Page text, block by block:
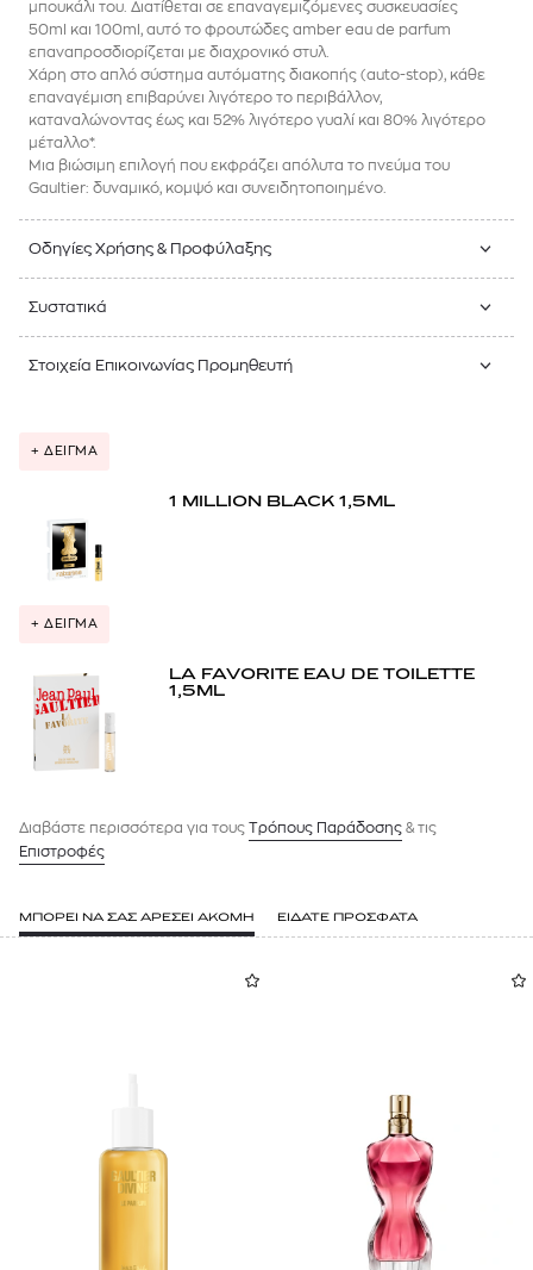
μπουκάλι του. Διατίθεται σε επαναγεμιζόμενες συσκευασίες
50ml και 100ml, αυτό το φρουτώδες amber eau de parfum
επαναπροσδιορίζεται με διαχρονικό στυλ.
Χάρη στο απλό σύστημα αυτόματης διακοπής (auto-stop), κάθε
επαναγέμιση επιβαρύνει λιγότερο το περιβάλλον,
καταναλώνοντας έως και 52% λιγότερο γυαλί και 80% λιγότερο
μέταλλο*.
Μια βιώσιμη επιλογή που εκφράζει απόλυτα το πνεύμα του
Gaultier: δυναμικό, κομψό και συνειδητοποιημένο.
Οδηγίες Χρήσης & Προφύλαξης
Συστατικά
Στοιχεία Επικοινωνίας Προμηθευτή
+ ΔΕΙΓΜΑ
1 MILLION BLACK 1,5ML
+ ΔΕΙΓΜΑ
LA FAVORITE EAU DE TOILETTE
1,5ML
Διαβάστε περισσότερα για τους Tρόπους Παράδοσης & τις
Επιστροφές
ΜΠΟΡΕΙ ΝΑ ΣΑΣ ΑΡΕΣΕΙ ΑΚΟΜΗ ΕΙΔΑΤΕ ΠΡΟΣΦΑΤΑ